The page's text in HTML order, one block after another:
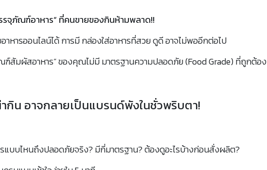
รจุภัณฑ์อาหาร” ที่คนขายของกินห้ามพลาด!!
าหารออนไลน์ได้ การมี กล่องใส่อาหารที่สวย ดูดี อาจไม่พออีกต่อไป
ฑ์สัมผัสอาหาร” ของคุณไม่มี มาตรฐานความปลอดภัย (Food Grade) ที่ถูกต้อง
กิน อาจกลายเป็นแบรนด์พังในชั่วพริบตา!
แบบไหนถึงปลอดภัยจริง? มีกี่มาตรฐาน? ต้องดูอะไรบ้างก่อนสั่งผลิต?